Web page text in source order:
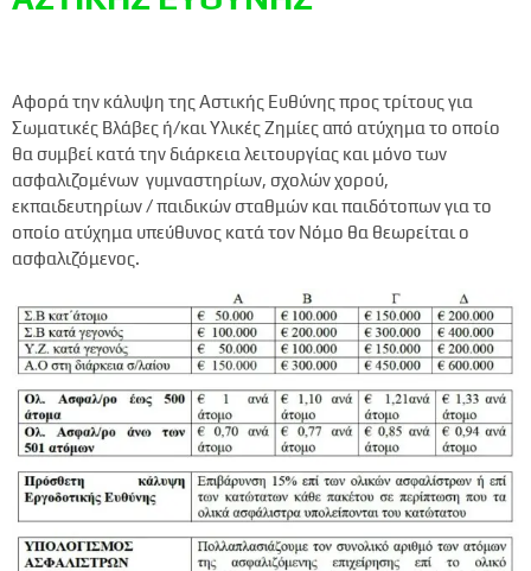
Αφορά την κάλυψη της Αστικής Ευθύνης προς τρίτους για
Σωματικές Βλάβες ή/και Υλικές Ζημίες από ατύχημα το οποίο
θα συμβεί κατά την διάρκεια λειτουργίας και μόνο των
ασφαλιζομένων γυμναστηρίων, σχολών χορού,
εκπαιδευτηρίων / παιδικών σταθμών και παιδότοπων για το
οποίο ατύχημα υπεύθυνος κατά τον Νόμο θα θεωρείται ο
ασφαλιζόμενος.